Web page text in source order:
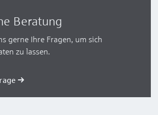
Beratung
gerne Ihre Fragen, um sich
zu lassen.